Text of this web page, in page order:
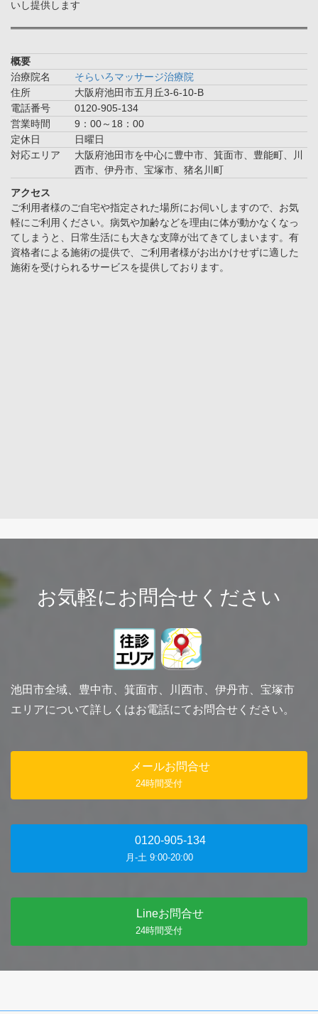
いし提供します
概要
治療院名
そらいろマッサージ治療院
住所
大阪府池田市五月丘3-6-10-B
電話番号
0120-905-134
営業時間
9：00～18：00
定休日
日曜日
対応エリア
大阪府池田市を中心に豊中市、箕面市、豊能町、川
西市、伊丹市、宝塚市、猪名川町
アクセス
ご利用者様のご自宅や指定された場所にお伺いしますので、お気
軽にご利用ください。病気や加齢などを理由に体が動かなくなっ
てしまうと、日常生活にも大きな支障が出てきてしまいます。有
資格者による施術の提供で、ご利用者様がお出かけせずに適した
施術を受けられるサービスを提供しております。
お気軽にお問合せください
池田市全域、豊中市、箕面市、川西市、伊丹市、宝塚市
エリアについて詳しくはお電話にてお問合せください。
メールお問合せ
24時間受付
0120-905-134
月-土 9:00-20:00
Lineお問合せ
24時間受付